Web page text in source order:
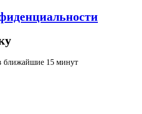
ближайшие 15 минут